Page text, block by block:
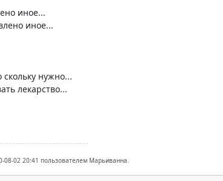
иное...
иное...
скольку нужно...
лекарство...
08-02 20:41 пользователем Марьиванна.